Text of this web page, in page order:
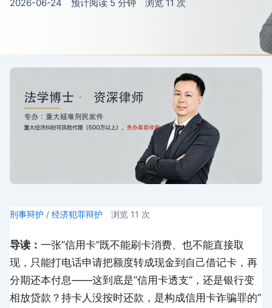
2026-06-24 预计阅读 5 分钟 浏览 11 次
刑事辩护 / 经济犯罪辩护 浏览 11 次
导读： 一张”信用卡”既不能刷卡消费、也不能直接取
现，只能打电话申请把额度转成现金到自己借记卡，再
分期还本付息——这到底是”信用卡透支”，还是银行变
相放贷款？持卡人没按时还款，是构成信用卡诈骗罪的”